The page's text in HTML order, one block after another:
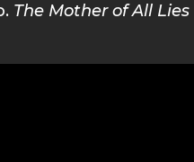
The Mother of All Lies